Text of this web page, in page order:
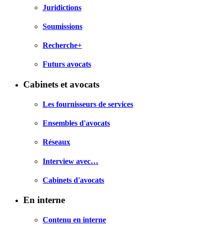
Juridictions
Soumissions
Recherche+
Futurs avocats
Cabinets et avocats
Les fournisseurs de services
Ensembles d'avocats
Réseaux
Interview avec…
Cabinets d'avocats
En interne
Contenu en interne